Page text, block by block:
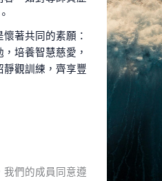
著共同的素願：
培養智慧慈愛，
觀訓練，齊享豐
們的成員同意遵